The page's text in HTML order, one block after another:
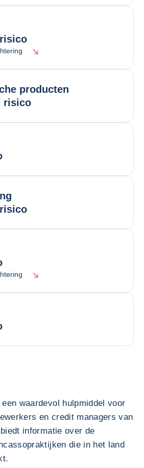
producten
risico
waardevol hulpmiddel voor
en credit managers van
informatie over de
die in het land